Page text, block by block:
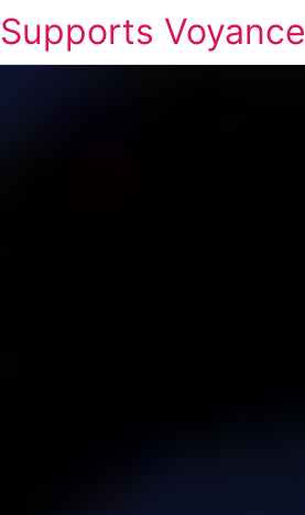
Supports Voyance